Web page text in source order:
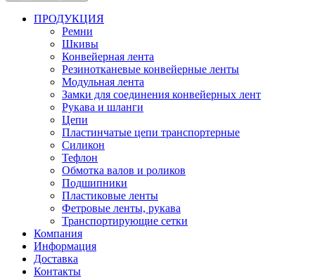
ПРОДУКЦИЯ
Ремни
Шкивы
Конвейерная лента
Резинотканевые конвейерные ленты
Модульная лента
Замки для соединения конвейерных лент
Рукава и шланги
Цепи
Пластинчатые цепи транспортерные
Силикон
Тефлон
Обмотка валов и роликов
Подшипники
Пластиковые ленты
Фетровые ленты, рукава
Транспортирующие сетки
Компания
Информация
Доставка
Контакты